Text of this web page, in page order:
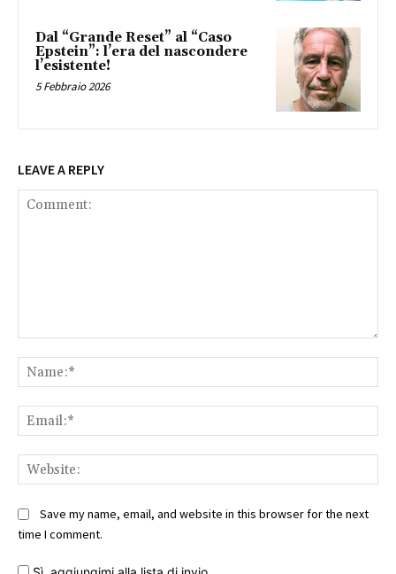
Dal “Grande Reset” al “Caso
Epstein”: l’era del nascondere
l’esistente!
5 Febbraio 2026
LEAVE A REPLY
Save my name, email, and website in this browser for the next
time I comment.